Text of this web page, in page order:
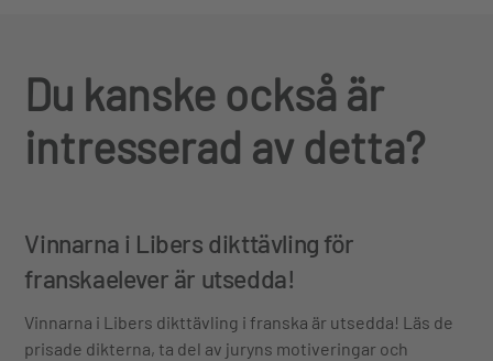
Du kanske också är
intresserad av detta?
Vinnarna i Libers dikttävling för
franskaelever är utsedda!
Vinnarna i Libers dikttävling i franska är utsedda! Läs de
prisade dikterna, ta del av juryns motiveringar och